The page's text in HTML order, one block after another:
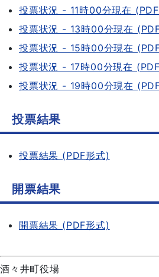
投票状況 - 11時00分現在
投票状況 - 13時00分現在
投票状況 - 15時00分現在
投票状況 - 17時00分現在
投票状況 - 19時00分現在
投票結果
投票結果 (PDF形式)
開票結果
開票結果 (PDF形式)
酒々井町役場